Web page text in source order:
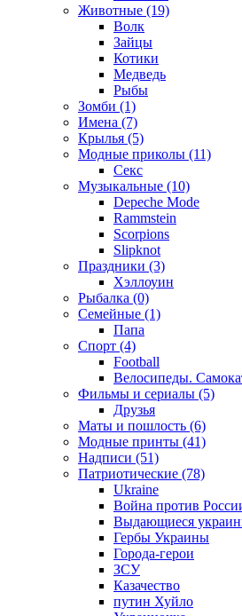
Животные (19)
Волк
Зайцы
Котики
Медведь
Рыбы
Зомби (1)
Имена (7)
Крылья (5)
Модные приколы (11)
Секс
Музыкальные (10)
Depeche Mode
Rammstein
Scorpions
Slipknot
Праздники (3)
Хэллоуин
Рыбалка (0)
Семейные (1)
Папа
Спорт (4)
Football
Велосипеды.
Фильмы и сериалы (5)
Друзья
Маты и пошлость (6)
Модные принты (41)
Надписи (51)
Патриотические (78)
Ukraine
Война против
Выдающиеся
Гербы Украины
Города-герои
ЗСУ
Казачество
путин Хуйло